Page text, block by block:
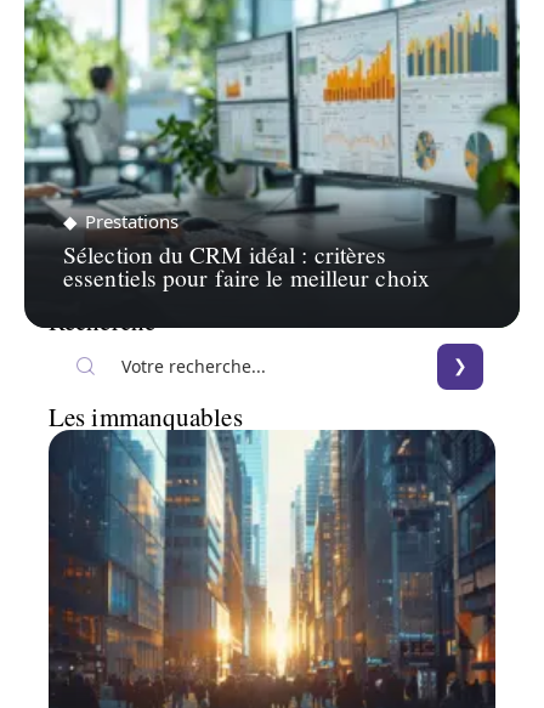
Prestations
Sélection du CRM idéal : critères
essentiels pour faire le meilleur choix
Recherche
Les immanquables